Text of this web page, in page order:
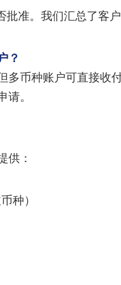
准。我们汇总了客
？
多币种账户可直接收
。
供：
种）